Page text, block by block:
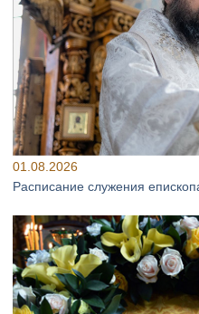
01.08.2026
Расписание служения